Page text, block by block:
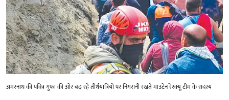
अमरनाथ की पवित्र गुफा की ओर बढ़ रहे तीर्थयात्रियों पर निगरानी रखते माउंटेन रेस्क्यू टीम के सदस्य